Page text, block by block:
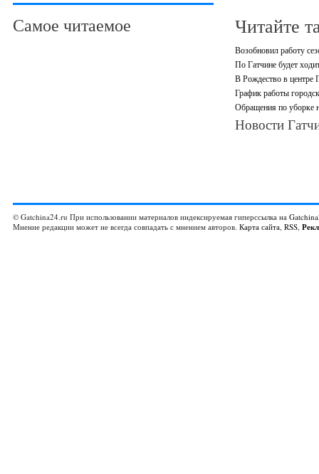
Самое читаемое Читайте
Возобновил работу
По Гатчине будет
В Рождество в центре
График работы
Обращения по уборке
Новости
© Gatchina24.ru При использовании материалов индексируемая гиперссылка на
Мнение редакции может не всегда совпадать с мнением авторов. Карта сайта, RSS,